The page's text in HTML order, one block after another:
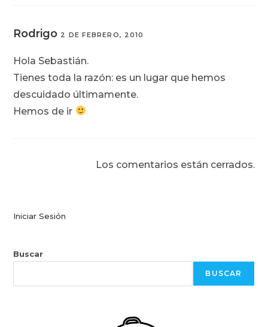
Rodrigo 2 DE FEBRERO, 2010
Hola Sebastián.
Tienes toda la razón: es un lugar que hemos
descuidado últimamente.
Hemos de ir
Los comentarios están cerrados.
Iniciar Sesión
Buscar
BUSCAR